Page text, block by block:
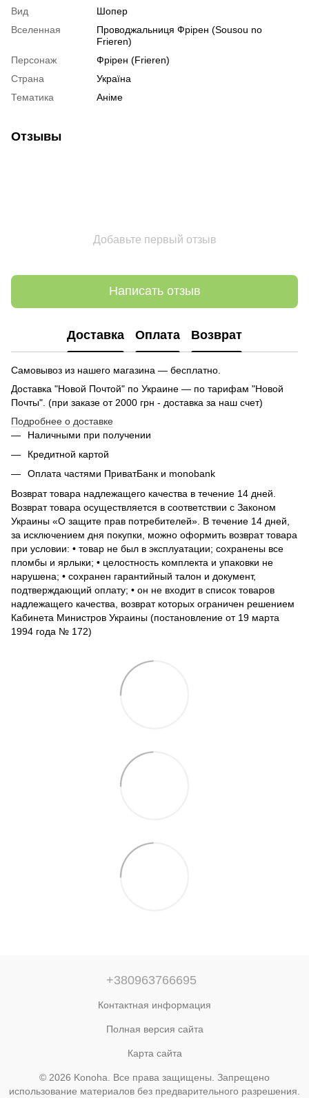
Вид
Шопер
Вселенная
Проводжальниця Фрірен (Sousou no
Frieren)
Персонаж
Фрірен (Frieren)
Страна
Україна
Тематика
Аніме
Отзывы
Добавьте первый отзыв
Написать отзыв
Доставка Оплата Возврат
Самовывоз из нашего магазина — бесплатно.
Доставка "Новой Почтой" по Украине — по тарифам "Новой
Почты". (при заказе от 2000 грн - доставка за наш счет)
Подробнее о доставке
Наличными при получении
Кредитной картой
Оплата частями ПриватБанк и monobank
Возврат товара надлежащего качества в течение 14 дней.
Возврат товара осуществляется в соответствии с Законом
Украины «О защите прав потребителей». В течение 14 дней,
за исключением дня покупки, можно оформить возврат товара
при условии: • товар не был в эксплуатации; сохранены все
пломбы и ярлыки; • целостность комплекта и упаковки не
нарушена; • сохранен гарантийный талон и документ,
подтверждающий оплату; • он не входит в список товаров
надлежащего качества, возврат которых ограничен решением
Кабинета Министров Украины (постановление от 19 марта
1994 года № 172)
+380963766695
Контактная информация
Полная версия сайта
Карта сайта
© 2026 Konoha. Все права защищены. Запрещено
использование материалов без предварительного разрешения.